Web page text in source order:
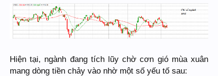
Hiện tại, ngành đang tích lũy chờ cơn gió mùa xuân
mang dòng tiền chảy vào nhờ một số yếu tố sau: